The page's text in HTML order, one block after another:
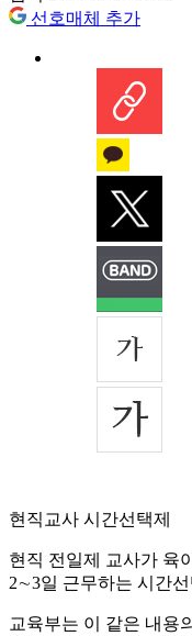
선호매체 추가
현직교사 시간선택제
현직 전일제 교사가 육
2∼3일 근무하는 시간
교육부는 이 같은 내용